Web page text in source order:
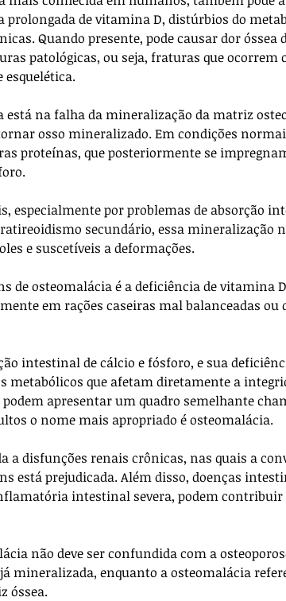
prolongada de vitamina D, distúrbios do
Quando presente, pode causar dor óssea
patológicas, ou seja, fraturas que ocorrem
está na falha da mineralização da matriz
osso mineralizado. Em condições
proteínas, que posteriormente se
especialmente por problemas de absorção
secundário, essa mineralização
e suscetíveis a deformações.
de osteomalácia é a deficiência de vitamina
em rações caseiras mal balanceadas ou
intestinal de cálcio e fósforo, e sua
metabólicos que afetam diretamente a
apresentar um quadro semelhante
o nome mais apropriado é osteomalácia.
a disfunções renais crônicas, nas quais a
está prejudicada. Além disso, doenças
intestinal severa, podem contribuir
mineralizada, enquanto a osteomalácia
óssea.